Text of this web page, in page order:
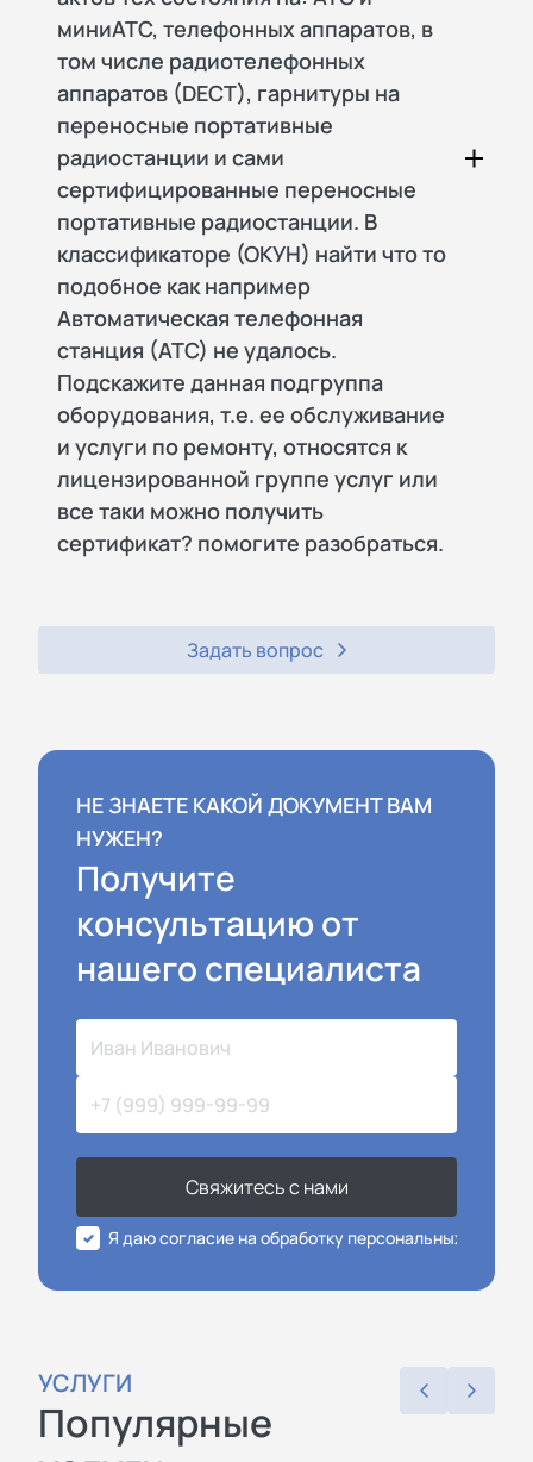
миниАТС, телефонных аппаратов, в
том числе радиотелефонных
аппаратов (DECT), гарнитуры на
переносные портативные
радиостанции и сами
сертифицированные переносные
портативные радиостанции. В
классификаторе (ОКУН) найти что то
подобное как например
Автоматическая телефонная
станция (АТС) не удалось.
Подскажите данная подгруппа
оборудования, т.е. ее обслуживание
и услуги по ремонту, относятся к
лицензированной группе услуг или
все таки можно получить
сертификат? помогите разобраться.
Задать вопрос
НЕ ЗНАЕТЕ КАКОЙ ДОКУМЕНТ ВАМ
НУЖЕН?
Получите
консультацию от
нашего специалиста
Свяжитесь с нами
Я даю согласие на обработку персональных
УСЛУГИ
Популярные